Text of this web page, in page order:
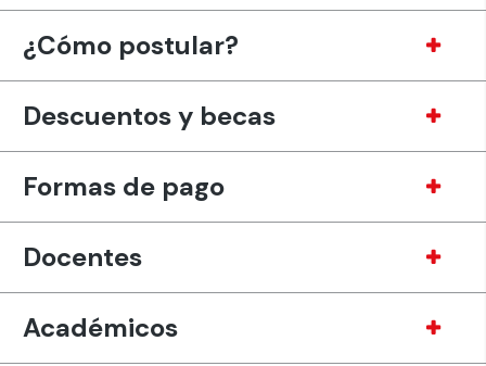
¿Cómo postular?
Descuentos y becas
Formas de pago
Docentes
Académicos